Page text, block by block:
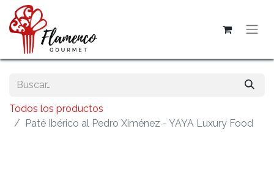
Todos los productos
Paté Ibérico al Pedro Ximénez - YAYA Luxury Food